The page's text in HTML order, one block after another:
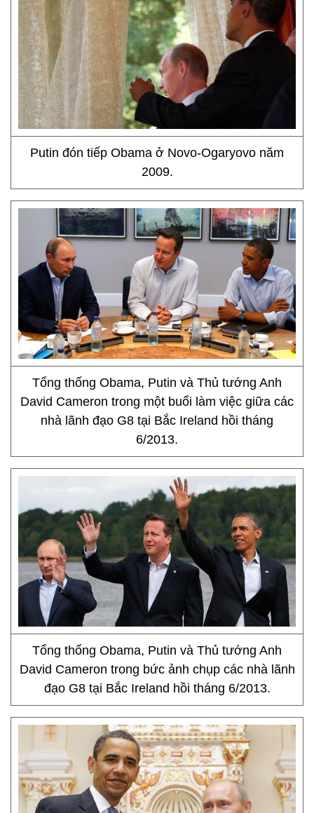
Putin đón tiếp Obama ở Novo-Ogaryovo năm
2009.
Tổng thống Obama, Putin và Thủ tướng Anh
David Cameron trong một buổi làm việc giữa các
nhà lãnh đạo G8 tại Bắc Ireland hồi tháng
6/2013.
Tổng thống Obama, Putin và Thủ tướng Anh
David Cameron trong bức ảnh chụp các nhà lãnh
đạo G8 tại Bắc Ireland hồi tháng 6/2013.